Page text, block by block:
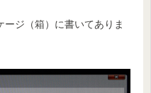
ジ（箱）に書いてありま